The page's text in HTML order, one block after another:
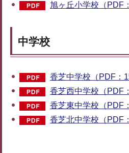
旭ヶ丘小学校（PDF
中学校
香芝中学校（PDF：
香芝西中学校（PDF
香芝東中学校（PDF
香芝北中学校（PDF